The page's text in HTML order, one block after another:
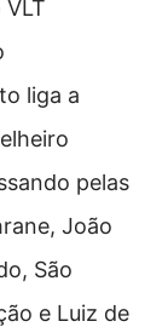
liga a
pelas
João
São
e Luiz de